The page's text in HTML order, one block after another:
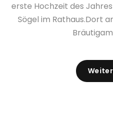
erste Hochzeit des
Sögel im Rathaus.Dort